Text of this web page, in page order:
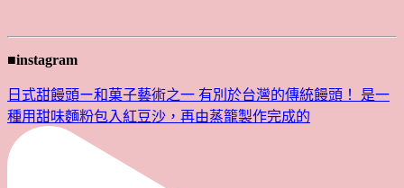
■instagram
日式甜饅頭ー和菓子藝術之一 有別於台灣的傳統饅頭！ 是一
種用甜味麵粉包入紅豆沙，再由蒸籠製作完成的